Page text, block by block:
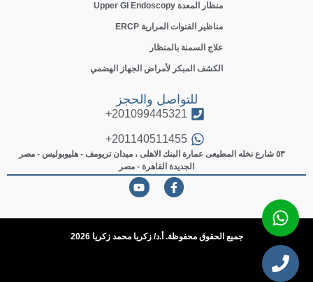
منظار المعدة Upper GI Endoscopy
مناظير القنوات المرارية ERCP
علاج السمنة بالمنظار
الكشف المبكر لأمراض الجهاز الهضمي
للتواصل والحجز
201099445321+
201140511455+
٥٣ شارع نخله المطيعى عمارة البنك الاهلى ، ميدان تريومف - هليوبوليس - مصر
الجديدة القاهرة - مصر
جميع الحقوق محفوظة. أ.د/ زكريا محمد زكريا 2026